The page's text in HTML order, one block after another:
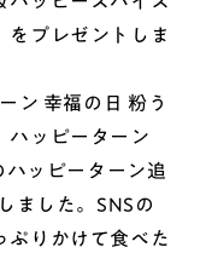
をプレゼントしま
ン 幸福の日 粉う
ハッピーターン
ハッピーターン追
ました。SNSの
ぷりかけて食べた